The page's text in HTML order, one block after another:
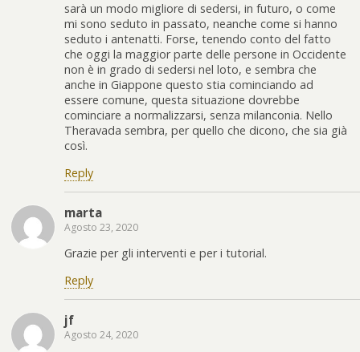
sarà un modo migliore di sedersi, in futuro, o come
mi sono seduto in passato, neanche come si hanno
seduto i antenatti. Forse, tenendo conto del fatto
che oggi la maggior parte delle persone in Occidente
non è in grado di sedersi nel loto, e sembra che
anche in Giappone questo stia cominciando ad
essere comune, questa situazione dovrebbe
cominciare a normalizzarsi, senza milanconia. Nello
Theravada sembra, per quello che dicono, che sia già
così.
Reply
marta
Agosto 23, 2020
Grazie per gli interventi e per i tutorial.
Reply
jf
Agosto 24, 2020